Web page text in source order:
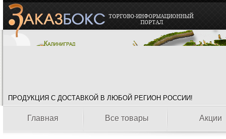
ПРОДУКЦИЯ С ДОСТАВКОЙ В ЛЮБОЙ РЕГИОН РОССИИ!
Главная Все товары Акции